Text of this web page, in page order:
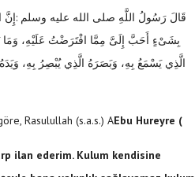
قَالَ رَسُولُ اللَّهِ صلى الله عليه وسلم ‏ :إِنَّ
بِشَىْءٍ أَحَبَّ إِلَىَّ مِمَّا افْتَرَضْتُ عَلَيْهِ، وَمَا
الَّذِي يَسْمَعُ بِهِ، وَبَصَرَهُ الَّذِي يُبْصِرُ بِهِ،
Ebu Hureyre (
Rasulullah (s.a.s.) A
ilan ederim. Kulum kendisine